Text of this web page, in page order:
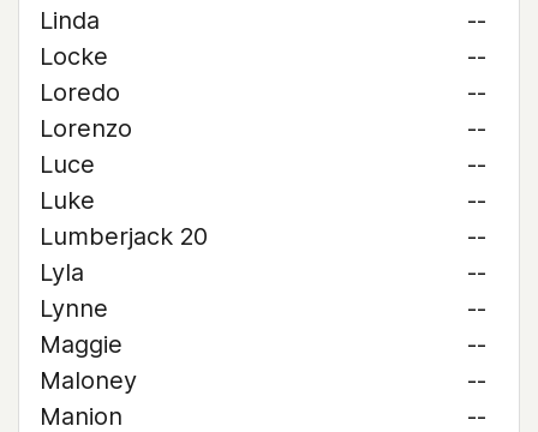
Linda
--
Locke
--
Loredo
--
Lorenzo
--
Luce
--
Luke
--
Lumberjack 20
--
Lyla
--
Lynne
--
Maggie
--
Maloney
--
Manion
--